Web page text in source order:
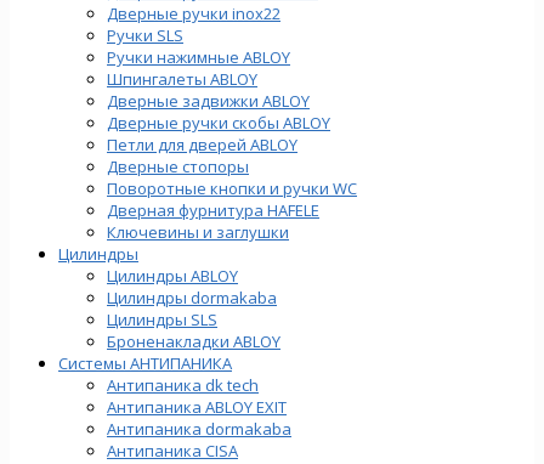
Дверные ручки inox22
Ручки SLS
Ручки нажимные ABLOY
Шпингалеты ABLOY
Дверные задвижки ABLOY
Дверные ручки скобы ABLOY
Петли для дверей ABLOY
Дверные стопоры
Поворотные кнопки и ручки WC
Дверная фурнитура HAFELE
Ключевины и заглушки
Цилиндры
Цилиндры ABLOY
Цилиндры dormakaba
Цилиндры SLS
Броненакладки ABLOY
Системы АНТИПАНИКА
Антипаника dk tech
Антипаника ABLOY EXIT
Антипаника dormakaba
Антипаника СISA